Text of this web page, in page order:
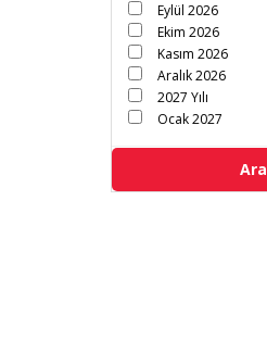
Eylül 2026
Ekim 2026
Kasım 2026
Aralık 2026
2027 Yılı
Ocak 2027
Ara